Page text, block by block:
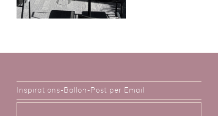
Inspirations-Ballon-Post per Email